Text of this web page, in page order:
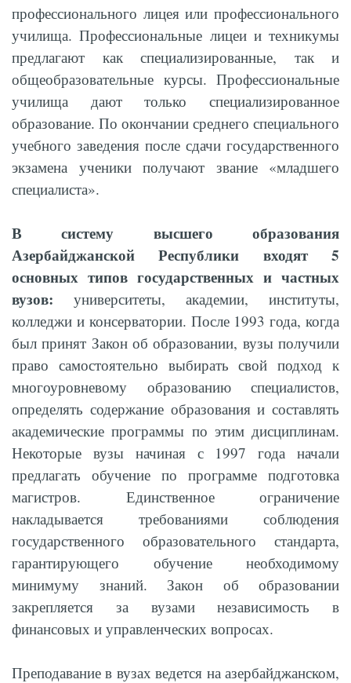
профессионального лицея или профессионального
училища. Профессиональные лицеи и техникумы
предлагают как специализированные, так и
общеобразовательные курсы. Профессиональные
училища дают только специализированное
образование. По окончании среднего специального
учебного заведения после сдачи государственного
экзамена ученики получают звание «младшего
специалиста».
В систему высшего образования
Азербайджанской Республики входят 5
основных типов государственных и частных
вузов: университеты, академии, институты,
колледжи и консерватории. После 1993 года, когда
был принят Закон об образовании, вузы получили
право самостоятельно выбирать свой подход к
многоуровневому образованию специалистов,
определять содержание образования и составлять
академические программы по этим дисциплинам.
Некоторые вузы начиная с 1997 года начали
предлагать обучение по программе подготовка
магистров. Единственное ограничение
накладывается требованиями соблюдения
государственного образовательного стандарта,
гарантирующего обучение необходимому
минимуму знаний. Закон об образовании
закрепляется за вузами независимость в
финансовых и управленческих вопросах.
Преподавание в вузах ведется на азербайджанском,